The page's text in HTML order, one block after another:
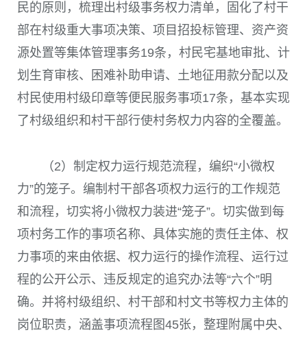
民的原则，梳理出村级事务权力清单，固化了村干
部在村级重大事项决策、项目招投标管理、资产资
源处置等集体管理事务19条，村民宅基地审批、计
划生育审核、困难补助申请、土地征用款分配以及
村民使用村级印章等便民服务事项17条，基本实现
了村级组织和村干部行使村务权力内容的全覆盖。
（2）制定权力运行规范流程，编织“小微权
力”的笼子。编制村干部各项权力运行的工作规范
和流程，切实将小微权力装进“笼子”。切实做到每
项村务工作的事项名称、具体实施的责任主体、权
力事项的来由依据、权力运行的操作流程、运行过
程的公开公示、违反规定的追究办法等“六个”明
确。并将村级组织、村干部和村文书等权力主体的
岗位职责，涵盖事项流程图45张，整理附属中央、